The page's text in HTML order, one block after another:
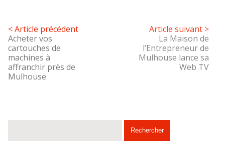
< Article précédent
Acheter vos
cartouches de
machines à
affranchir près de
Mulhouse
Article suivant >
La Maison de
l’Entrepreneur de
Mulhouse lance sa
Web TV